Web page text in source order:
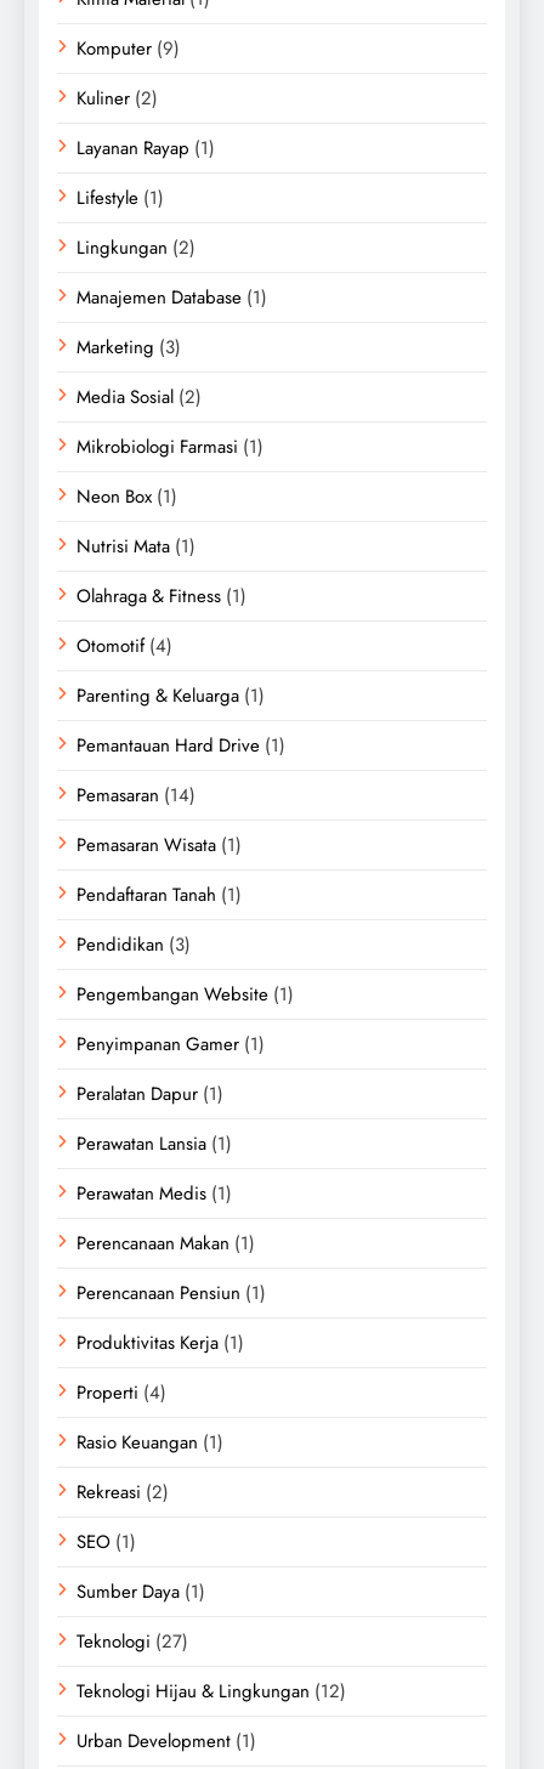
Komputer (9)
Kuliner (2)
Layanan Rayap (1)
Lifestyle (1)
Lingkungan (2)
Manajemen Database (1)
Marketing (3)
Media Sosial (2)
Mikrobiologi Farmasi (1)
Neon Box (1)
Nutrisi Mata (1)
Olahraga & Fitness (1)
Otomotif(4)
Parenting & Keluarga (1)
Pemantauan Hard Drive (1)
Pemasaran (14)
Pemasaran Wisata (1)
Pendaftaran Tanah (1)
Pendidikan (3)
Pengembangan Website (1)
Penyimpanan Gamer (1)
Peralatan Dapur (1)
Perawatan Lansia (1)
Perawatan Medis (1)
Perencanaan Makan (1)
Perencanaan Pensiun (1)
Produktivitas Kerja (1)
Properti (4)
Rasio Keuangan (1)
Rekreasi (2)
SEO (1)
Sumber Daya (1)
Teknologi (27)
Teknologi Hijau & Lingkungan (12)
Urban Development (1)